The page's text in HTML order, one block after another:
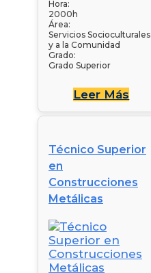
Hora:
2000h
Área:
Servicios Socioculturales
y a la Comunidad
Grado:
Grado Superior
Leer Más
Técnico Superior
en
Construcciones
Metálicas